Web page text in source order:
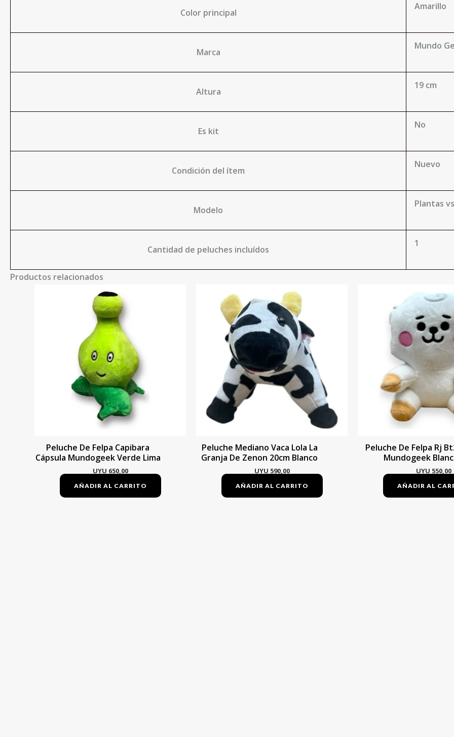
Color principal
Amarillo
Marca
Mundo
Altura
19 cm
Es kit
No
Condición del ítem
Nuevo
Modelo
Plantas
Cantidad de peluches incluídos
1
Productos relacionados
Peluche De Felpa Capibara
Cápsula Mundogeek Verde Lima
UYU 650,00
AÑADIR AL CARRITO
Peluche Mediano Vaca Lola La
Granja De Zenon 20cm Blanco
UYU 590,00
AÑADIR AL CARRITO
Peluche De Felpa Rj
Mundogeek
UYU 550,00
AÑADIR AL